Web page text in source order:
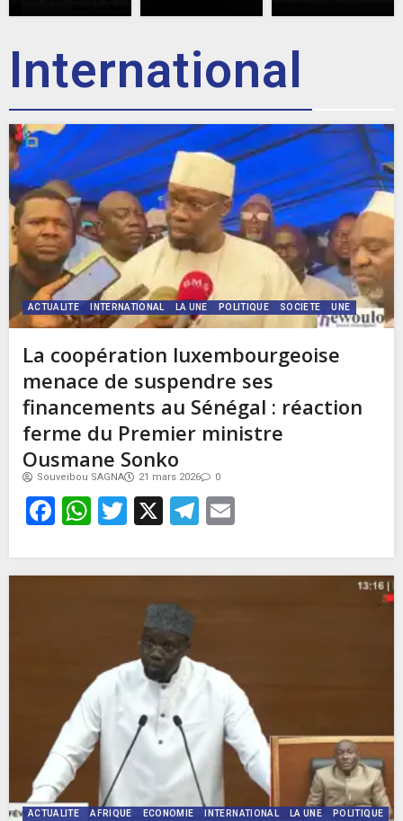
International
ACTUALITE INTERNATIONAL LA UNE POLITIQUE SOCIETE UNE
La coopération luxembourgeoise
menace de suspendre ses
financements au Sénégal : réaction
ferme du Premier ministre
Ousmane Sonko
Souveibou SAGNA 21 mars 2026 0
Facebook
WhatsApp
Twitter
X Telegram
ACTUALITE AFRIQUE ECONOMIE INTERNATIONAL LA UNE
POLITIQUE